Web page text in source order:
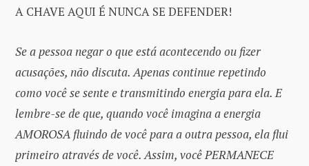
A CHAVE AQUI É NUNCA SE DEFENDER!
Se a pessoa negar o que está acontecendo ou fizer
acusações, não discuta. Apenas continue repetindo
como você se sente e transmitindo energia para ela. E
lembre-se de que, quando você imagina a energia
AMOROSA fluindo de você para a outra pessoa, ela flui
primeiro através de você. Assim, você PERMANECE